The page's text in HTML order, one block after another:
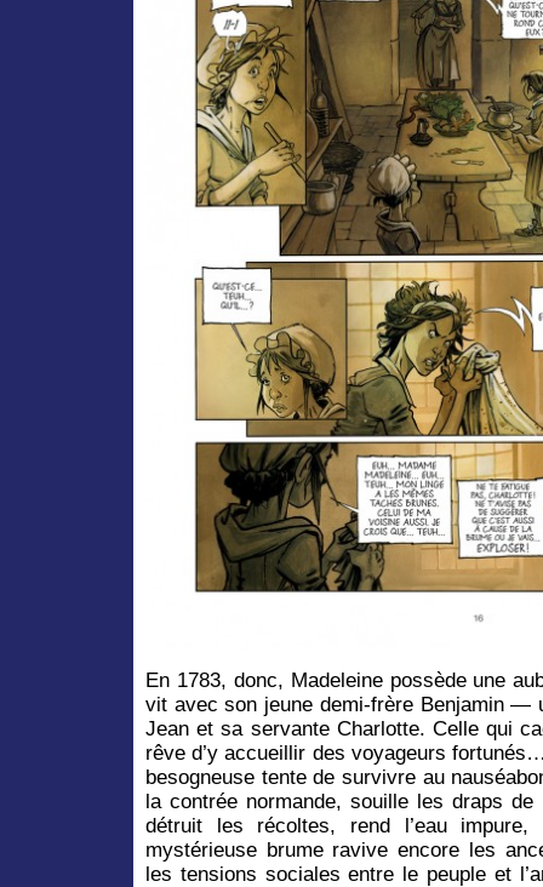
En 1783, donc, Madeleine possède une
vit avec son jeune demi-frère Benjamin
Jean et sa servante Charlotte. Celle qui
rêve d’y accueillir des voyageurs
besogneuse tente de survivre au
la contrée normande, souille les draps
détruit les récoltes, rend l’eau
mystérieuse brume ravive encore les
les tensions sociales entre le peuple et